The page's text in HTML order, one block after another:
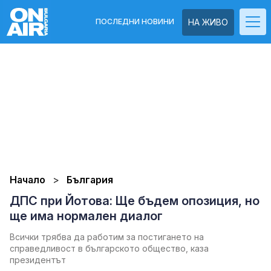
НА ЖИВО
ПОСЛЕДНИ НОВИНИ
Начало България
ДПС при Йотова: Ще бъдем опозиция, но
ще има нормален диалог
Всички трябва да работим за постигането на
справедливост в българското общество, каза
президентът